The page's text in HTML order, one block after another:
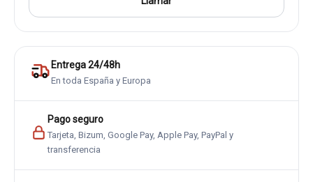
Entrega 24/48h
En toda España y Europa
Pago seguro
Tarjeta, Bizum, Google Pay, Apple Pay, PayPal y
transferencia